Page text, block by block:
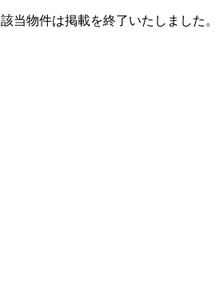
該当物件は掲載を終了いたしました。